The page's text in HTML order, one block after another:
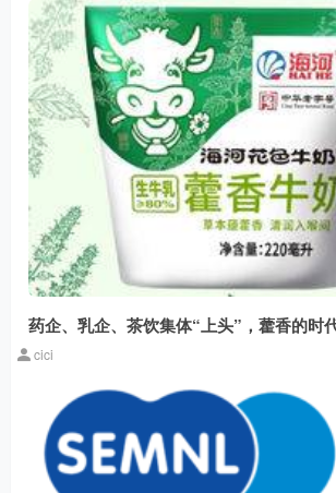
药企、乳企、茶饮集体“上头”，藿香的时
cici